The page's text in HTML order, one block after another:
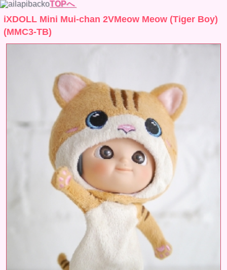
TOPへ
iXDOLL Mini Mui-chan 2VMeow Meow (Tiger Boy)
(MMC3-TB)